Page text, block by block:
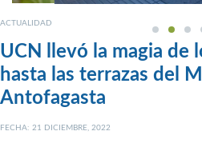
ACTUALIDAD
UCN llevó la magia de
hasta las terrazas del
Antofagasta
FECHA: 21 DICIEMBRE, 2022